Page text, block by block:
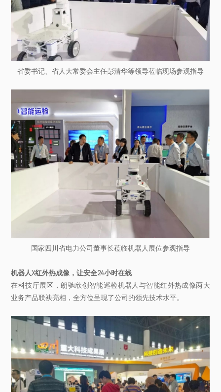
省委书记、省人大常委会主任彭清华等领导莅临现场参观指导
国家四川省电力公司董事长莅临机器人展位参观指导
机器人X红外热成像，让安全24小时在线
在科技厅展区，朗驰欣创智能巡检机器人与智能红外热成像两大
业务产品联袂亮相，全方位呈现了公司的领先技术水平。